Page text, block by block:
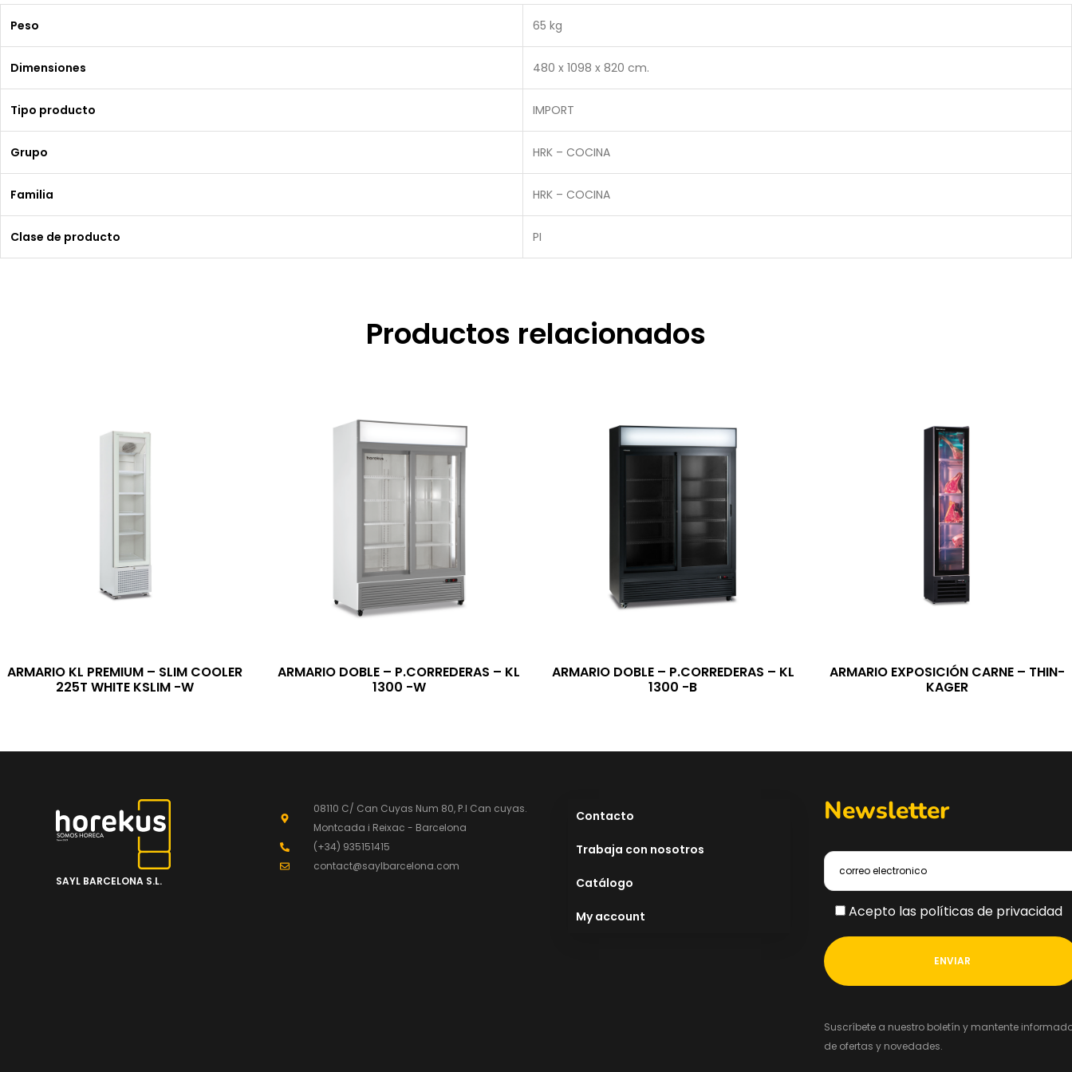
Peso 65 kg
Dimensiones 480 x 1098 x 820 cm.
Tipo producto IMPORT
Grupo HRK – COCINA
Familia HRK – COCINA
Clase de producto PI
Productos relacionados
ARMARIO KL PREMIUM – SLIM COOLER
225T WHITE KSLIM -W
ARMARIO DOBLE – P.CORREDERAS – KL
1300 -W
ARMARIO DOBLE – P.CORREDERAS – KL
1300 -B
ARMARIO EXPOSICIÓN CARNE – THIN-
KAGER
SAYL BARCELONA S.L.
08110 C/ Can Cuyas Num 80, P.l Can cuyas.
Montcada i Reixac - Barcelona
(+34) 935151415
contact@saylbarcelona.com
Contacto
Trabaja con nosotros
Catálogo
My account
Newsletter
Acepto las políticas de privacidad
Suscríbete a nuestro boletín y mantente
de ofertas y novedades.